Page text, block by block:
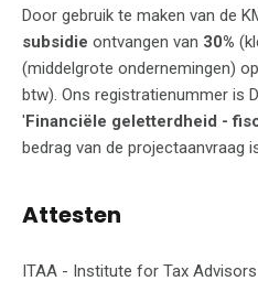
Door gebruik te maken van de
subsidie ontvangen van 30%
(middelgrote ondernemingen)
btw). Ons registratienummer is
'Financiële geletterdheid -
bedrag van de projectaanvraag
Attesten
ITAA - Institute for Tax